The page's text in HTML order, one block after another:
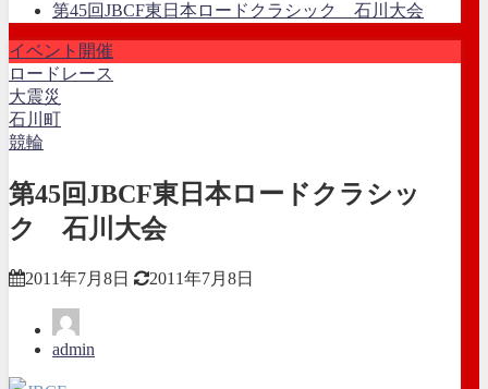
第45回JBCF東日本ロードクラシック 石川大会
イベント開催
ロードレース
大震災
石川町
競輪
第45回JBCF東日本ロードクラシッ
ク 石川大会
2011年7月8日 2011年7月8日
admin